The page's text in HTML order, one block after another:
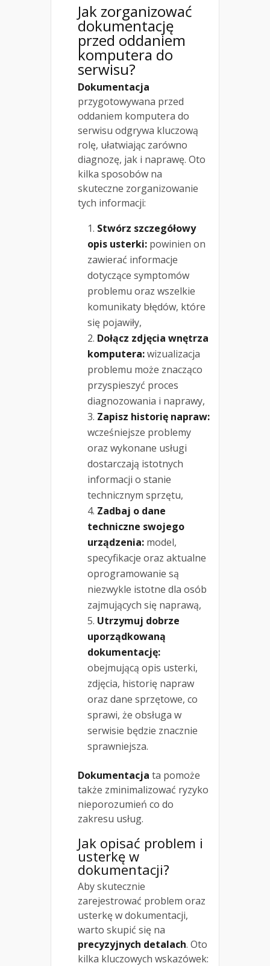
Jak zorganizować
dokumentację
przed oddaniem
komputera do
serwisu?
Dokumentacja
przygotowywana przed
oddaniem komputera do
serwisu odgrywa kluczową
rolę, ułatwiając zarówno
diagnozę, jak i naprawę. Oto
kilka sposobów na
skuteczne zorganizowanie
tych informacji:
Stwórz szczegółowy
opis usterki: powinien on
zawierać informacje
dotyczące symptomów
problemu oraz wszelkie
komunikaty błędów, które
się pojawiły,
Dołącz zdjęcia wnętrza
komputera:wizualizacja
problemu może znacząco
przyspieszyć proces
diagnozowania i naprawy,
Zapisz historię napraw:
wcześniejsze problemy
oraz wykonane usługi
dostarczają istotnych
informacji o stanie
technicznym sprzętu,
Zadbaj o dane
techniczne swojego
urządzenia: model,
specyfikacje oraz aktualne
oprogramowanie są
niezwykle istotne dla osób
zajmujących się naprawą,
Utrzymuj dobrze
uporządkowaną
dokumentację:
obejmującą opis usterki,
zdjęcia, historię napraw
oraz dane sprzętowe, co
sprawi, że obsługa w
serwisie będzie znacznie
sprawniejsza.
Dokumentacja ta pomoże
także zminimalizować ryzyko
nieporozumień co do
zakresu usług.
Jak opisać problem i
usterkę w
dokumentacji?
Aby skutecznie
zarejestrować problem oraz
usterkę w dokumentacji,
warto skupić się na
precyzyjnych detalach. Oto
kilka kluczowych wskazówek: